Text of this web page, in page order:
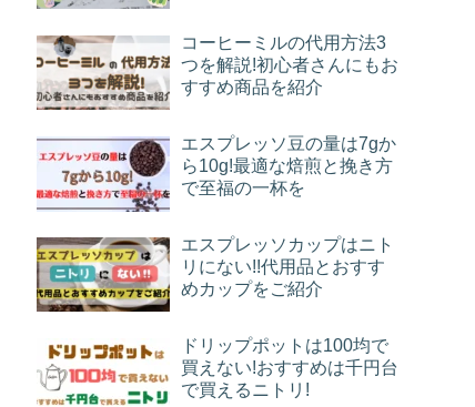
コーヒーミルの代用方法3
つを解説!初心者さんにもお
すすめ商品を紹介
エスプレッソ豆の量は7gか
ら10g!最適な焙煎と挽き方
で至福の一杯を
エスプレッソカップはニト
リにない!!代用品とおすす
めカップをご紹介
ドリップポットは100均で
買えない!おすすめは千円台
で買えるニトリ!